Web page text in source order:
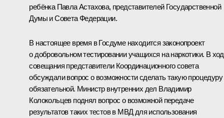
ребёнка Павла Астахова, представителей Государственной
Думы и Совета Федерации.
В настоящее время в Госдуме находится законопроект
о добровольном тестировании учащихся на наркотики. В
совещания представители Координационного совета
обсуждали вопрос о возможности сделать такую процедуру
обязательной. Министр внутренних дел Владимир
Колокольцев поднял вопрос о возможной передаче
результатов таких тестов в МВД для использования